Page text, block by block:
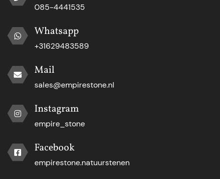
085-4441535
Whatsapp
+31629483589
Mail
sales@empirestone.nl
Instagram
empire_stone
Facebook
empirestone.natuurstenen